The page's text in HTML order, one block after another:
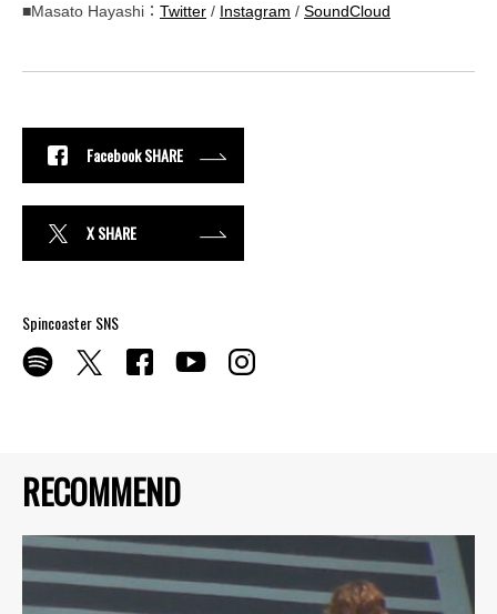
RECOMMEND
■Masato Hayashi： Twitter / Instagram / SoundCloud
Facebook SHARE
X SHARE
Spincoaster SNS